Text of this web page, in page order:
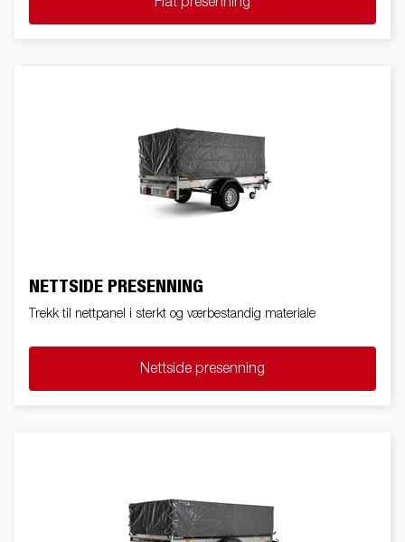
NETTSIDE PRESENNING
Trekk til nettpanel i sterkt og værbestandig materiale
Nettside presenning